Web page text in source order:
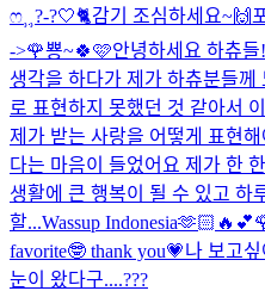
ෆ⸒⸒ ?-?🤍🐈감기 조심하세요~🙌
->🌹뿅~🍀🩷안녕하세요 하츄
생각을 하다가 제가 하츄분들께
로 표현하지 못했던 것 같아서
제가 받는 사랑을 어떻게 표현
다는 마음이 들었어요 제가 한
생활에 큰 행복이 될 수 있고 하
할...Wassup Indonesia🫶🏻🔥
favorite🤓 thank you💗나 보고싶
눈이 왔다구....???